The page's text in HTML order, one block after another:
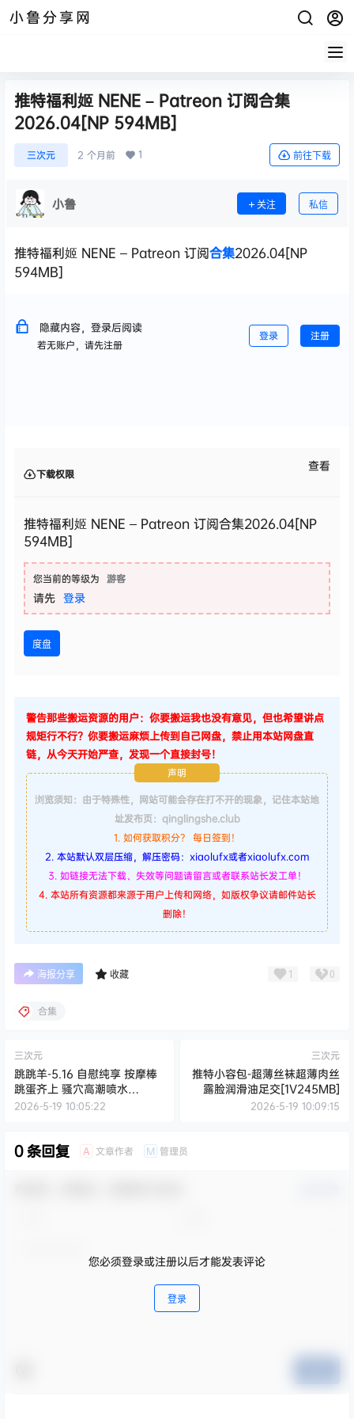
小鲁分享网
推特福利姬 NENE – Patreon 订阅合集
2026.04[NP 594MB]
三次元 2 个月前 1 前往下载
小鲁 关注 私信
推特福利姬 NENE – Patreon 订阅合集2026.04[NP
594MB]
隐藏内容，登录后阅读
若无账户，请先注册
登录 注册
下载权限
查看
推特福利姬 NENE – Patreon 订阅合集2026.04[NP
594MB]
您当前的等级为 游客
请先 登录
度盘
警告那些搬运资源的用户：你要搬运我也没有意见，但也希望讲点
规矩行不行？你要搬运麻烦上传到自己网盘，禁止用本站网盘直
链，从今天开始严查，发现一个直接封号！
声明
浏览须知：由于特殊性，网站可能会存在打不开的现象，记住本站地
址发布页：qinglingshe.club
1. 如何获取积分？ 每日签到！
2. 本站默认双层压缩，解压密码：xiaolufx或者xiaolufx.com
3. 如链接无法下载、失效等问题请留言或者联系站长发工单！
4. 本站所有资源都来源于用户上传和网络，如版权争议请邮件站长
删除！
海报分享 收藏 1 0
合集
三次元
跳跳羊-5.16 自慰纯享 按摩棒
跳蛋齐上 骚穴高潮喷水
[1V2.35G]
2026-5-19 10:05:22
三次元
推特小容包-超薄丝袜超薄肉丝
露脸润滑油足交[1V245MB]
2026-5-19 10:09:15
0 条回复 A 文章作者 M 管理员
您必须登录或注册以后才能发表评论
登录